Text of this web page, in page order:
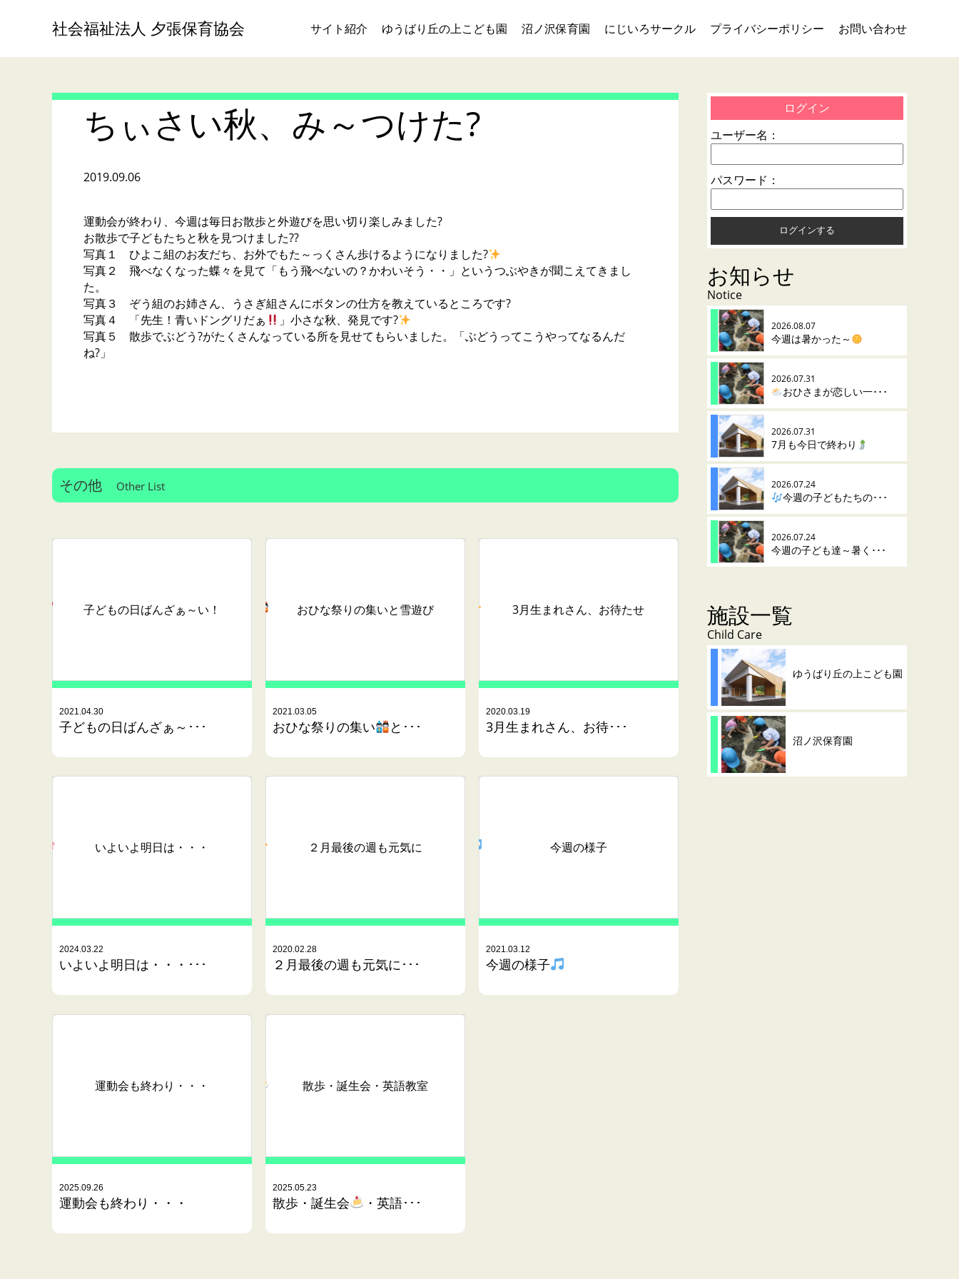
社会福祉法人 夕張保育協会 サイト紹介 ゆうばり丘の上こども園 沼ノ沢保育園 にじいろサークル プライバシーポリシー お問い合わせ
ちぃさい秋、み～つけた?
2019.09.06
運動会が終わり、今週は毎日お散歩と外遊びを思い切り楽しみました?
お散歩で子どもたちと秋を見つけました??
写真１ ひよこ組のお友だち、お外でもた～っくさん歩けるようになりました?
写真２ 飛べなくなった蝶々を見て「もう飛べないの？かわいそう・・」というつぶやきが聞こえてきまし
た。
写真３ ぞう組のお姉さん、うさぎ組さんにボタンの仕方を教えているところです?
写真４ 「先生！青いドングリだぁ
」小さな秋、発見です?
写真５ 散歩でぶどう?がたくさんなっている所を見せてもらいました。「ぶどうってこうやってなるんだ
ね?」
その他 Other List
子どもの日ばんざぁ～い ！
2021.04.30
子どもの日ばんざぁ～･･･
おひな祭りの集いと雪遊び
2021.03.05
おひな祭りの集い と･･･
3月生まれさん、お待たせ
2020.03.19
3月生まれさん、お待･･･
いよいよ明日は・・・
2024.03.22
いよいよ明日は・・・･･･
２月最後の週も元気に
2020.02.28
２月最後の週も元気に･･･
今週の様子
2021.03.12
今週の様子
運動会も終わり・・・
2025.09.26
運動会も終わり・・・
散歩・誕生会 ・英語教室
2025.05.23
散歩・誕生会 ・英語･･･
ログイン
ユーザー名：
パスワード：
お知らせ
Notice
2026.08.07
今週は暑かった～
2026.07.31
おひさまが恋しい一･･･
2026.07.31
7月も今日で終わり
2026.07.24
今週の子どもたちの･･･
2026.07.24
今週の子ども達～暑く･･･
施設一覧
Child Care
ゆうばり丘の上こども園
沼ノ沢保育園